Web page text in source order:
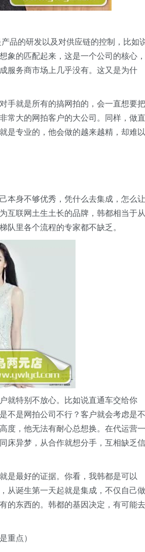
品的研发以及对供应链的控制，比如
象的匹配起来，这是一个公司的核心，
服务商市场上几乎没有。这又是为什
手就是所有的搞网拍的，会一直想要把
常大的网拍客户的大公司。同样，做直
是专业的，他会做的越来越精，却难以
本身不够优秀，凭什么去集成，怎么让
互联网土生土长的品牌，韩都相当于从
队里各个流程的专家都不缺乏。
就特别不放心。比如说直通车交给你
不是网拍公司不行？客户就会考虑是不
度，他无法有耐心总想换。在代运营一
床异梦，从合作就想分手，互相缺乏信
是最好的证据。你看，我韩都是可以
从诞生第一天起就是集成，不仅自己做
的东西的。韩都的基因决定，有可能去
重点）